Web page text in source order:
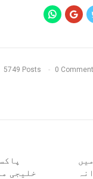
5749 Posts 0
خلیجی